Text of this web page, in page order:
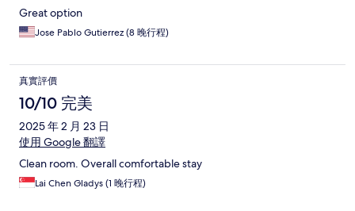
Great option
Jose Pablo Gutierrez (8 晚行程)
真實評價
10/10 完美
2025 年 2 月 23 日
使用 Google 翻譯
Clean room. Overall comfortable stay
Lai Chen Gladys (1 晚行程)